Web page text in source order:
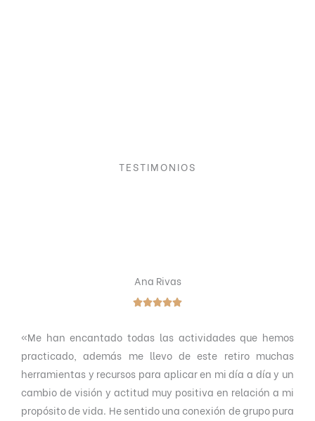
TESTIMONIOS
Ana Rivas

a
l
o
r
a
«Me han encantado todas las actividades que hemos
practicado, además me llevo de este retiro muchas
herramientas y recursos para aplicar en mi día a día y un
cambio de visión y actitud muy positiva en relación a mi
propósito de vida. He sentido una conexión de grupo pura